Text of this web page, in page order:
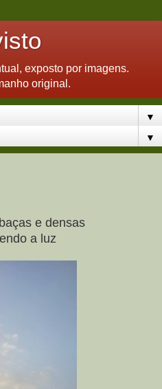
exposto por imagens.
original.
▼
▼
e densas
a luz